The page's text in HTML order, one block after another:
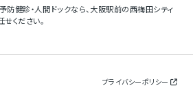
健診・人間ドックなら、大阪駅前の西梅田シティ
ください。
プライバシーポリシー